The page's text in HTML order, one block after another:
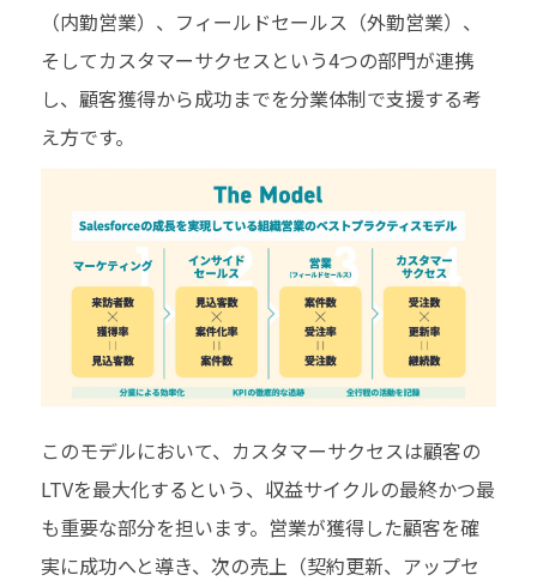
（内勤営業）、フィールドセールス（外勤営業）、
そしてカスタマーサクセスという4つの部門が連携
し、顧客獲得から成功までを分業体制で支援する考
え方です。
このモデルにおいて、カスタマーサクセスは顧客の
LTVを最大化するという、収益サイクルの最終かつ最
も重要な部分を担います。営業が獲得した顧客を確
実に成功へと導き、次の売上（契約更新、アップセ